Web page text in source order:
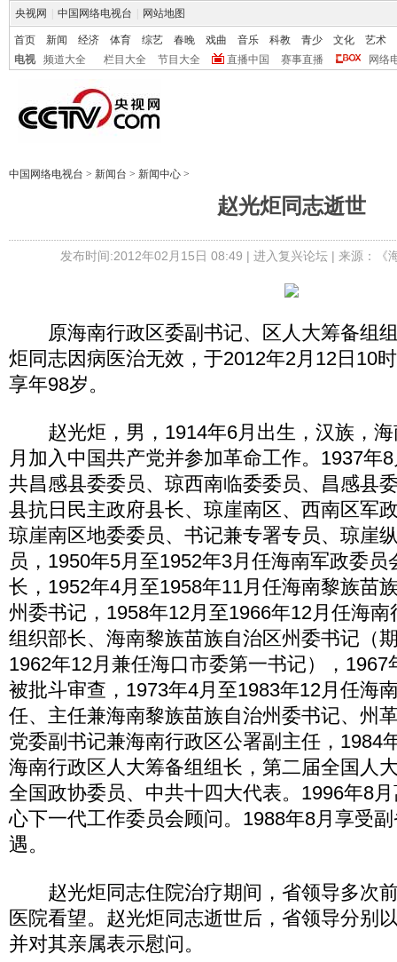
央视网 中国网络电视台 网站地图
首页 新闻 经济 体育 综艺 春晚 戏曲 音乐 科教 青少 文化
艺术
电视
频道大全 栏目大全 节目大全 直播中国 赛事直播 网络
中国网络电视台 > 新闻台 > 新闻中心 >
赵光炬同志逝世
发布时间:2012年02月15日 08:49 | 进入复兴论坛| 来源：《
原海南行政区委副书记、区人大筹备组
炬同志因病医治无效，于2012年2月12日10
享年98岁。
赵光炬，男，1914年6月出生，汉族，海
月加入中国共产党并参加革命工作。1937年
共昌感县委委员、琼西南临委委员、昌感县
县抗日民主政府县长、琼崖南区、西南区军
琼崖南区地委委员、书记兼专署专员、琼崖
员，1950年5月至1952年3月任海南军政委
长，1952年4月至1958年11月任海南黎族苗
州委书记，1958年12月至1966年12月任海
组织部长、海南黎族苗族自治区州委书记（
1962年12月兼任海口市委第一书记），1967
被批斗审查，1973年4月至1983年12月任海
任、主任兼海南黎族苗族自治州委书记、州
党委副书记兼海南行政区公署副主任，1984
海南行政区人大筹备组组长，第二届全国人
全国政协委员、中共十四大代表。1996年8
心下一代工作委员会顾问。1988年8月享受
遇。
赵光炬同志住院治疗期间，省领导多次
医院看望。赵光炬同志逝世后，省领导分别
并对其亲属表示慰问。